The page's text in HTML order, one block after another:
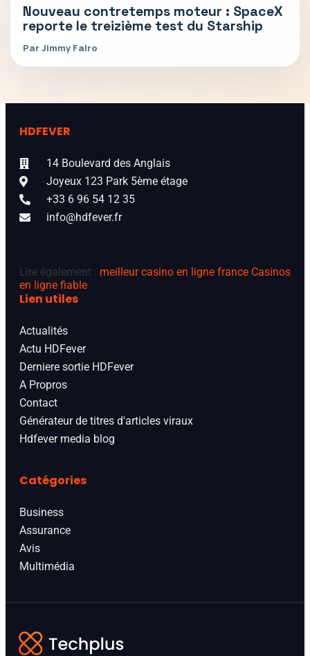
Nouveau contretemps moteur : SpaceX
reporte le treizième test du Starship
Par Jimmy Falro
HDFEVER
14 Boulevard des Anglais
Joyeux 123 Park 5ème étage
+33 6 96 54 12 35
info@hdfever.fr
Lire également : meilleur casino en ligne france Casinos
en ligne fiable
Lien utiles
Actualités
Actu HDFever
Derniere sortie HDFever
A Propros
Contact
Générateur de titres d'articles viraux
Hdfever media blog
Catégories
Business
Assurance
Avis
Multimédia